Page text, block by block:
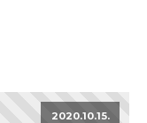
2020.10.15.